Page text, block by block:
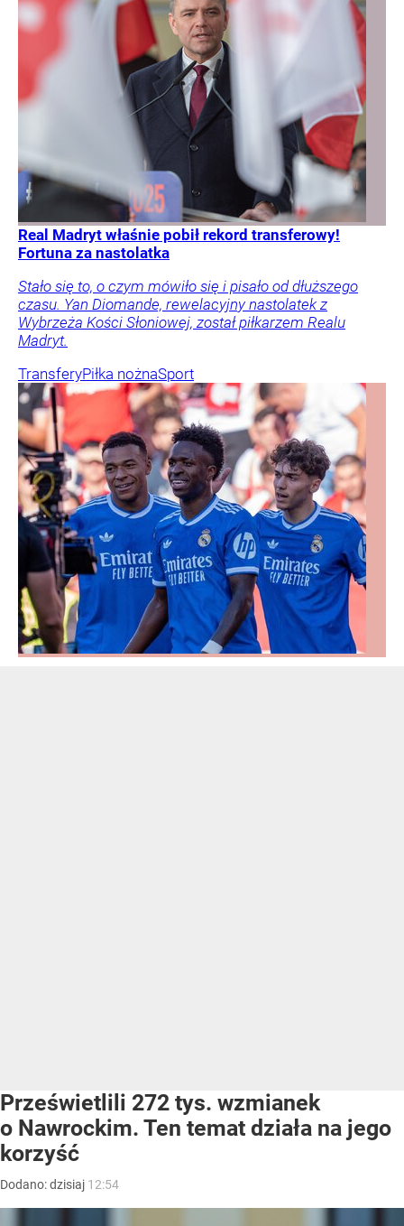
Real Madryt właśnie pobił rekord transferowy!
Fortuna za nastolatka
Stało się to, o czym mówiło się i pisało od dłuższego
czasu. Yan Diomande, rewelacyjny nastolatek z
Wybrzeża Kości Słoniowej, został piłkarzem Realu
Madryt.
TransferyPiłka nożnaSport
Prześwietlili 272 tys. wzmianek
o Nawrockim. Ten temat działa na jego
korzyść
Dodano:dzisiaj 12:54